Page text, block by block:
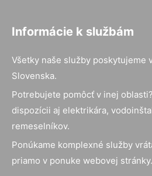
Informácie k službám
Všetky naše služby poskytujeme
Slovenska.
Potrebujete pomôcť v inej
dispozícii aj elektrikára,
remeselníkov.
Ponúkame komplexné služby
priamo v ponuke webovej stránky.